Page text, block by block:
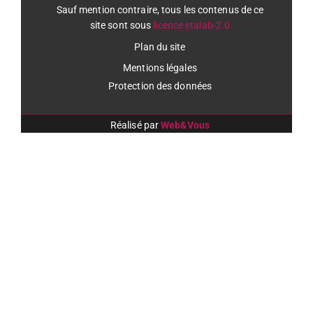
Sauf mention contraire, tous les contenus de ce
site sont sous licence etalab-2.0
Plan du site
Mentions légales
Protection des données
Réalisé parWeb&Vous